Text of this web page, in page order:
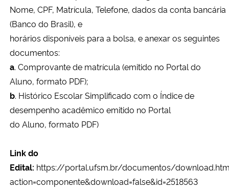
Ministério da Mulher, da Família e dos Direitos Humanos
Secretaria-Geral
Secretaria de Governo
Gabinete de Segurança Institucional
Advocacia-Geral da União
Banco Central do Brasil
Planalto
Nome, CPF, Matrícula, Telefone, dados da conta bancária
(Banco do Brasil), e
horários disponíveis para a bolsa, e anexar os seguintes
documentos:
a. Comprovante de matrícula (emitido no Portal do
Aluno, formato PDF);
b. Histórico Escolar Simplificado com o Índice de
desempenho acadêmico emitido no Portal
do Aluno, formato PDF)
Link do
Edital: https://portal.ufsm.br/documentos/
action=componente&download=false&id=2518563